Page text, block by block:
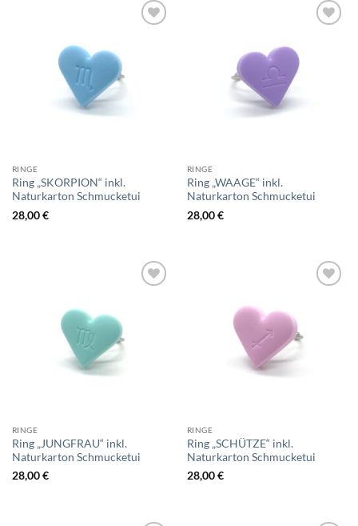
RINGE
Ring „SKORPION“ inkl.
Naturkarton Schmucketui
28,00€
RINGE
Ring „WAAGE“ inkl.
Naturkarton Schmucketui
28,00€
RINGE
Ring „JUNGFRAU“ inkl.
Naturkarton Schmucketui
28,00€
RINGE
Ring „SCHÜTZE“ inkl.
Naturkarton Schmucketui
28,00€